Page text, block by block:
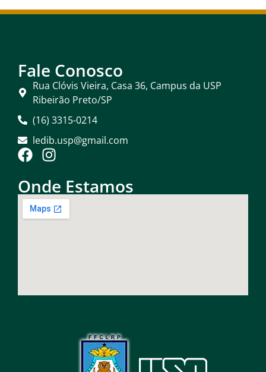
Fale Conosco
Rua Clóvis Vieira, Casa 36, Campus da USP
Ribeirão Preto/SP
(16) 3315-0214
ledib.usp@gmail.com
Onde Estamos